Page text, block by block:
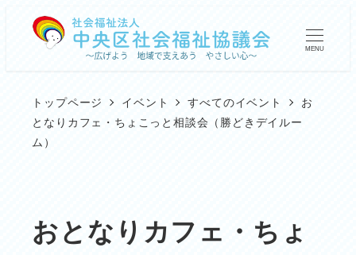
MENU
トップページ イベント すべてのイベント
お
となりカフェ・ちょこっと相談会（勝どきデイルー
ム）
おとなりカフェ・ちょ